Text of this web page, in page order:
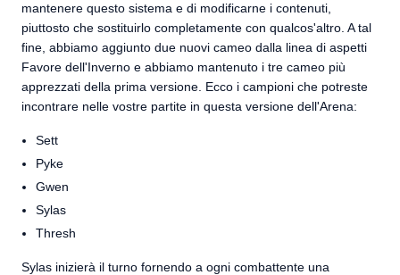
mantenere questo sistema e di modificarne i contenuti,
piuttosto che sostituirlo completamente con qualcos'altro. A tal
fine, abbiamo aggiunto due nuovi cameo dalla linea di aspetti
Favore dell'Inverno e abbiamo mantenuto i tre cameo più
apprezzati della prima versione. Ecco i campioni che potreste
incontrare nelle vostre partite in questa versione dell'Arena:
Sett
Pyke
Gwen
Sylas
Thresh
Sylas inizierà il turno fornendo a ogni combattente una